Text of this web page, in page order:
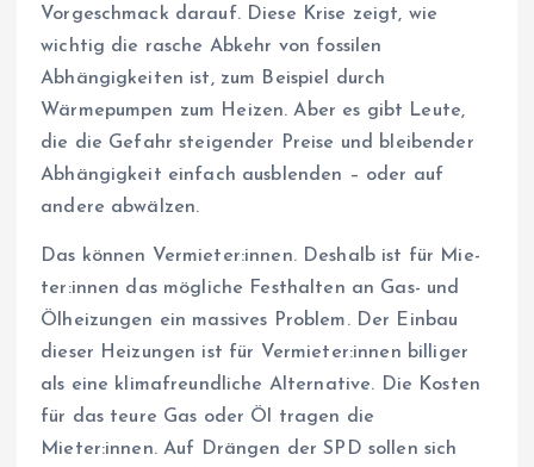
Vorgeschmack darauf. Diese Krise zeigt, wie
wichtig die rasche Abkehr von fossilen
Abhängigkeiten ist, zum Beispiel durch
Wärmepumpen zum Heizen. Aber es gibt Leute,
die die Gefahr steigender Preise und bleibender
Abhängigkeit einfach ausblenden – oder auf
andere abwälzen.
Das können Vermieter:innen. Deshalb ist für Mie­
te­r:in­nen das mögliche Festhalten an Gas- und
Ölheizungen ein massives Problem. Der Einbau
dieser Heizungen ist für Ver­mie­te­r:in­nen billiger
als eine klimafreundliche Alternative. Die Kosten
für das teure Gas oder Öl tragen die
Mieter:innen. Auf Drängen der SPD sollen sich